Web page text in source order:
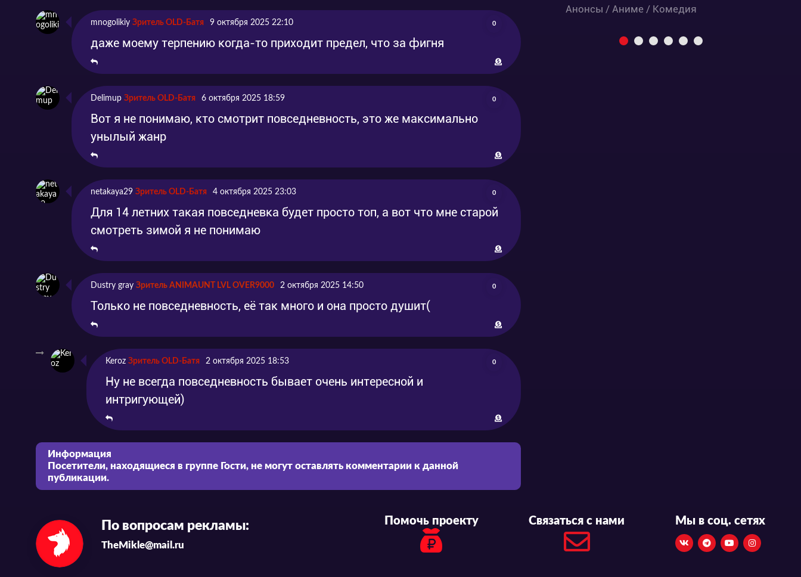
mnogolikiy Зритель OLD-Батя 9 октября 2025 22:10 0
даже моему терпению когда-то приходит предел, что за фигня
Delimup Зритель OLD-Батя 6 октября 2025 18:59 0
Вот я не понимаю, кто смотрит повседневность, это же максимально
унылый жанр
netakaya29 Зритель OLD-Батя 4 октября 2025 23:03 0
Для 14 летних такая повседневка будет просто топ, а вот что мне старой
смотреть зимой я не понимаю
Dustry gray Зритель ANIMAUNT LVL OVER9000 2 октября 2025 14:50 0
Только не повседневность, её так много и она просто душит(
Keroz Зритель OLD-Батя 2 октября 2025 18:53 0
Ну не всегда повседневность бывает очень интересной и
интригующей)
Информация
Посетители, находящиеся в группе Гости, не могут оставлять комментарии к данной
публикации.
Анонсы / Аниме / Комедия
По вопросам рекламы:
TheMikle@mail.ru
Помочь проекту Связаться с нами Мы в соц. сетях